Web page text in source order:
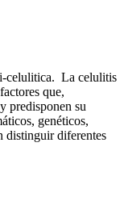
celulitica. La celulitis
que,
predisponen su
genéticos,
distinguir diferentes